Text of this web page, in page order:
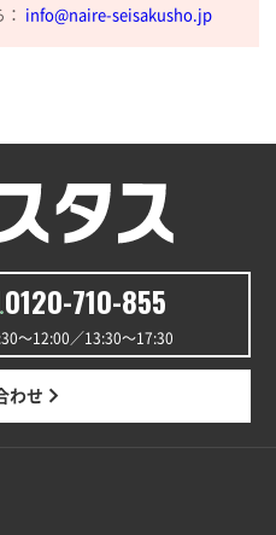
品質
イズ1000枚
M横サイズ(A4対応)100
info@naire-seisakusho.jp
0120-710-855
〜12:00／13:30〜17:30
わせ